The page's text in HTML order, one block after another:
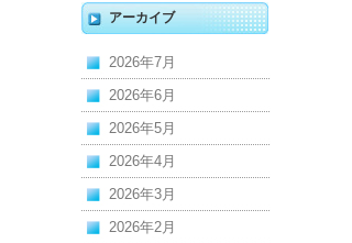
アーカイブ
2026年7月
2026年6月
2026年5月
2026年4月
2026年3月
2026年2月